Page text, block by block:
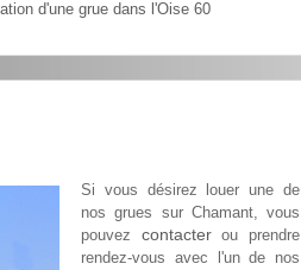
d'une grue dans l'Oise 60
Si vous désirez louer une de
nos grues sur Chamant, vous
pouvez contacterou prendre
rendez-vous avec l'un de nos